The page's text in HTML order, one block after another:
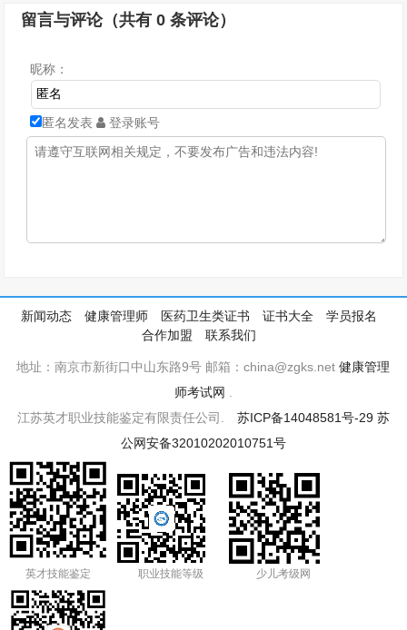
留言与评论（共有0 条评论）
昵称：
匿名发表 登录账号
新闻动态 健康管理师 医药卫生类证书 证书大全
学员报名
合作加盟
联系我们
地址：南京市新街口中山东路9号 邮箱：china@zgks.net健康管理
师考试网
江苏英才职业技能鉴定有限责任公司. 苏ICP备14048581号-29 苏
公网安备32010202010751号
英才技能鉴定 职业技能等级 少儿考级网